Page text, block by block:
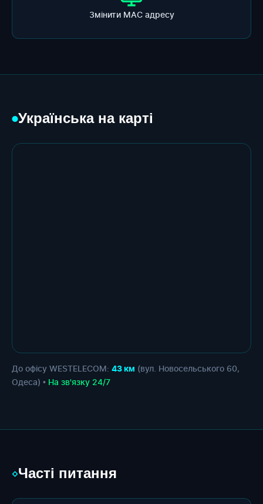
Змінити МАС адресу
●Українська на карті
До офісу WESTELECOM: 43 км (вул. Новосельського 60,
Одеса) • На зв'язку 24/7
◇Часті питання